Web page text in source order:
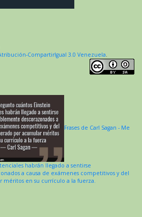
CompartirIgual 3.0 Venezuela
Frases de Carl Sagan - Me
habrán llegado a sentirse
a causa de exámenes competitivos y del
méritos en su currículo a la fuerza.